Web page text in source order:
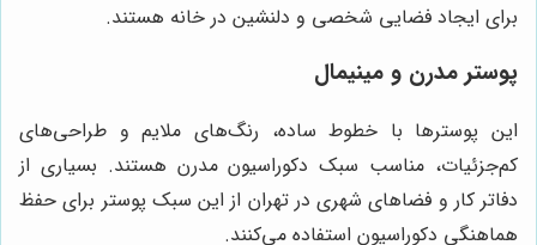
برای ایجاد فضایی شخصی و دلنشین در خانه هستند.
پوستر مدرن و مینیمال
این پوسترها با خطوط ساده، رنگ‌های ملایم و طراحی‌های
کم‌جزئیات، مناسب سبک دکوراسیون مدرن هستند. بسیاری از
دفاتر کار و فضاهای شهری در تهران از این سبک پوستر برای حفظ
هماهنگی دکوراسیون استفاده می‌کنند.